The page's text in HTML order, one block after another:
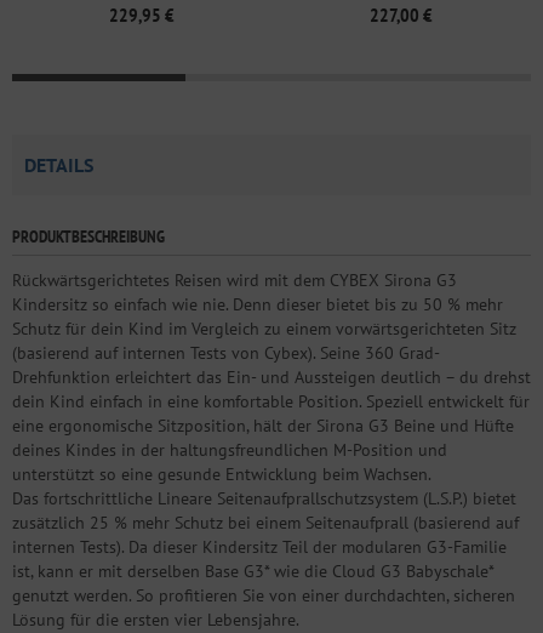
229,95 € 227,00 €
DETAILS
PRODUKTBESCHREIBUNG
Rückwärtsgerichtetes Reisen wird mit dem CYBEX Sirona G3
Kindersitz so einfach wie nie. Denn dieser bietet bis zu 50 % mehr
Schutz für dein Kind im Vergleich zu einem vorwärtsgerichteten Sitz
(basierend auf internen Tests von Cybex). Seine 360 Grad-
Drehfunktion erleichtert das Ein- und Aussteigen deutlich – du drehst
dein Kind einfach in eine komfortable Position. Speziell entwickelt für
eine ergonomische Sitzposition, hält der Sirona G3 Beine und Hüfte
deines Kindes in der haltungsfreundlichen M-Position und
unterstützt so eine gesunde Entwicklung beim Wachsen.
Das fortschrittliche Lineare Seitenaufprallschutzsystem (L.S.P.) bietet
zusätzlich 25 % mehr Schutz bei einem Seitenaufprall (basierend auf
internen Tests). Da dieser Kindersitz Teil der modularen G3-Familie
ist, kann er mit derselben Base G3* wie die Cloud G3 Babyschale*
genutzt werden. So profitieren Sie von einer durchdachten, sicheren
Lösung für die ersten vier Lebensjahre.